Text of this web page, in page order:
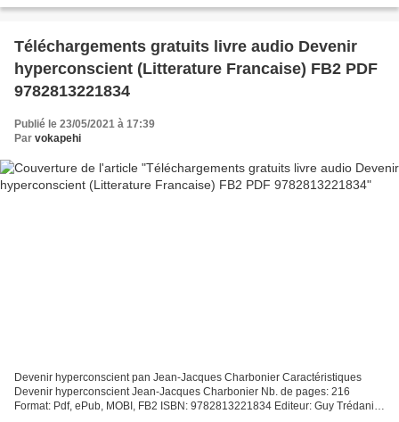
Téléchargements gratuits livre audio Devenir
hyperconscient (Litterature Francaise) FB2 PDF
9782813221834
Publié le 23/05/2021 à 17:39
Par vokapehi
Devenir hyperconscient pan Jean-Jacques Charbonier Caractéristiques
Devenir hyperconscient Jean-Jacques Charbonier Nb. de pages: 216
Format: Pdf, ePub, MOBI, FB2 ISBN: 9782813221834 Editeur: Guy Trédaniel